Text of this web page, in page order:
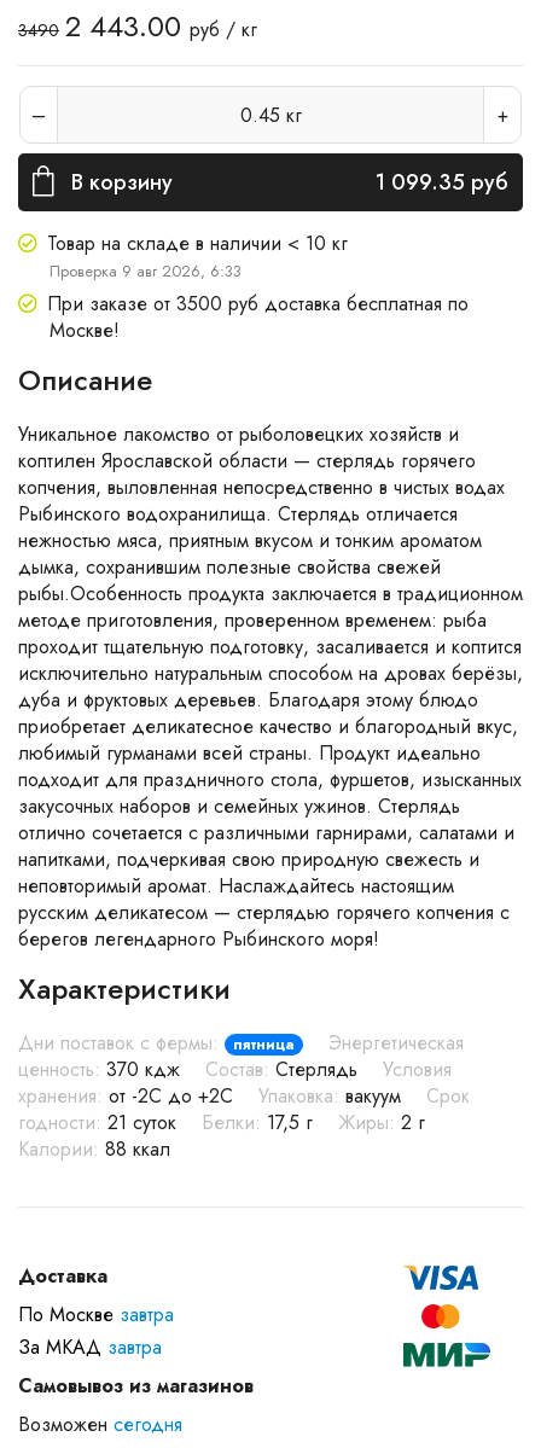
3490 2 443.00 руб / кг
0.45 кг
В корзину 1 099.35 руб
Товар на складе в наличии < 10 кг
Проверка 9 авг 2026, 6:33
При заказе от 3500 руб доставка бесплатная по
Москве!
Описание
Уникальное лакомство от рыболовецких хозяйств и
коптилен Ярославской области — стерлядь горячего
копчения, выловленная непосредственно в чистых водах
Рыбинского водохранилища. Стерлядь отличается
нежностью мяса, приятным вкусом и тонким ароматом
дымка, сохранившим полезные свойства свежей
рыбы.Особенность продукта заключается в традиционном
методе приготовления, проверенном временем: рыба
проходит тщательную подготовку, засаливается и коптится
исключительно натуральным способом на дровах берёзы,
дуба и фруктовых деревьев. Благодаря этому блюдо
приобретает деликатесное качество и благородный вкус,
любимый гурманами всей страны. Продукт идеально
подходит для праздничного стола, фуршетов, изысканных
закусочных наборов и семейных ужинов. Стерлядь
отлично сочетается с различными гарнирами, салатами и
напитками, подчеркивая свою природную свежесть и
неповторимый аромат. Наслаждайтесь настоящим
русским деликатесом — стерлядью горячего копчения с
берегов легендарного Рыбинского моря!
Характеристики
Дни поставок с фермы: пятница
Энергетическая
ценность: 370 кдж Состав: Стерлядь
Условия
хранения: от -2С до +2С Упаковка: вакуум
Срок
годности: 21 суток Белки: 17,5 г Жиры: 2 г
Калории: 88 ккал
Доставка
По Москве завтра
За МКАД завтра
Самовывоз из магазинов
Возможен сегодня